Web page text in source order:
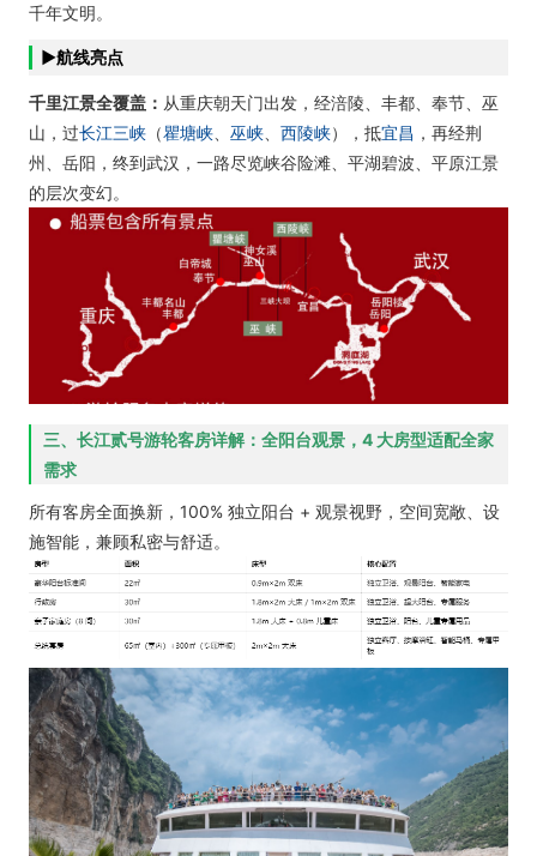
千年文明。
►航线亮点
千里江景全覆盖： 从重庆朝天门出发，经涪陵、丰都、奉节、巫
山，过长江三峡 （瞿塘峡 巫峡 西陵峡），抵宜昌 ，再经荆
州、岳阳，终到武汉，一路尽览峡谷险滩、平湖碧波、平原江景
的层次变幻。
三、长江贰号游轮客房详解：全阳台观景，4 大房型适配全家
需求
所有客房全面换新，100% 独立阳台 + 观景视野，空间宽敞、设
施智能，兼顾私密与舒适。